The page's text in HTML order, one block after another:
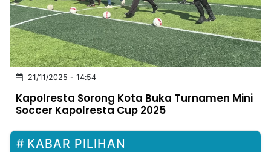
INDONESIA
Partner
NTB
Time
IDN
Jogja
Rakyat
News
Notice
Baru
Follow
Kabarbaru
21/11/2025 - 14:54
Kapolresta Sorong Kota Buka Turnamen Mini
Soccer Kapolresta Cup 2025
KABAR PILIHAN